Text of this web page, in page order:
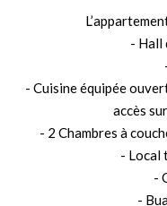
- Hall
- Cuisine équipée
accès
- 2 Chambres à
- Local
-
-